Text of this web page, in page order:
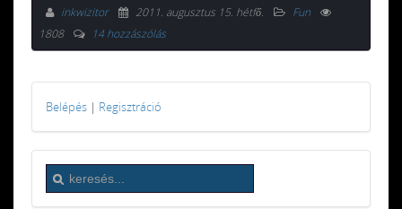
inkwizitor 2011. augusztus 15. hétfő.
Fun
1808
14 hozzászólás
Belépés | Regisztráció